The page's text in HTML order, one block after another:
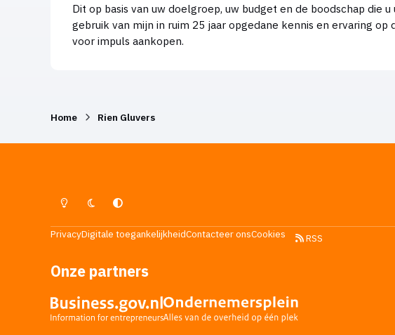
Dit op basis van uw doelgroep, uw budget en de boodschap
gebruik van mijn in ruim 25 jaar opgedane kennis en ervaring
voor impuls aankopen.
Home Rien Gluvers
Lichte ModusDonkere ModusSysteemvoorkeur
PrivacyDigitale toegankelijkheidContacteer onsCookies RSS
Onze partners